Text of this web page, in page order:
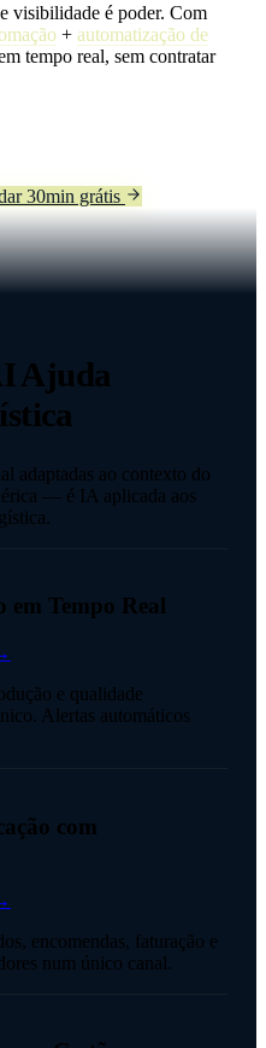
visibilidade é poder. Com
+ automatização de
tempo real, sem contratar
30min grátis
Ajuda
adaptadas ao contexto do
— é IA aplicada aos
em Tempo Real
e qualidade
Alertas automáticos
com
encomendas, faturação e
num único canal.